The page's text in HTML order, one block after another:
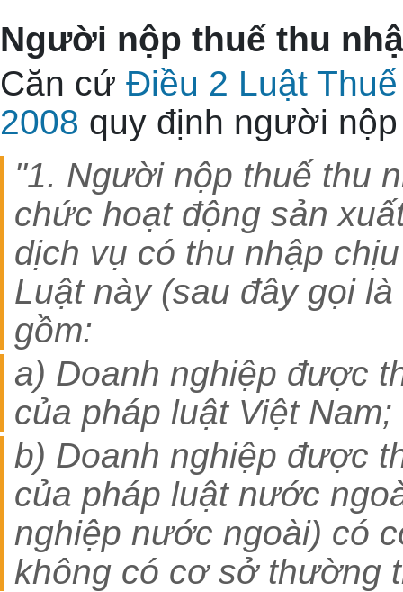
Người nộp thuế thu
Căn cứ Điều 2 Luật
2008 quy định người
"1. Người nộp thuế thu
chức hoạt động sản
dịch vụ có thu nhập
Luật này (sau đây gọi
gồm:
a) Doanh nghiệp được
của pháp luật Việt Nam;
b) Doanh nghiệp được
của pháp luật nước
nghiệp nước ngoài) có
không có cơ sở thường